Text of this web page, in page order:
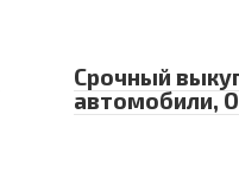
Срочный
автомобили,